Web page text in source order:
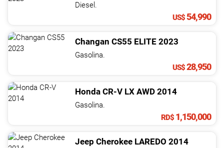
Diesel.
US$54,990
Changan CS55 ELITE 2023
Gasolina.
US$28,950
Honda CR-V LX AWD 2014
Gasolina.
RD$ 1,150,000
Jeep Cherokee LAREDO 2014